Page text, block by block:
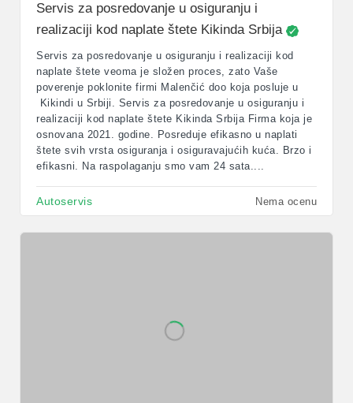
Servis za posredovanje u osiguranju i
realizaciji kod naplate štete Kikinda Srbija
Servis za posredovanje u osiguranju i realizaciji kod
naplate štete veoma je složen proces, zato Vaše
poverenje poklonite firmi Malenčić doo koja posluje u
Kikindi u Srbiji. Servis za posredovanje u osiguranju i
realizaciji kod naplate štete Kikinda Srbija Firma koja je
osnovana 2021. godine. Posreduje efikasno u naplati
štete svih vrsta osiguranja i osiguravajućih kuća. Brzo i
efikasni. Na raspolaganju smo vam 24 sata....
Autoservis Nema ocenu